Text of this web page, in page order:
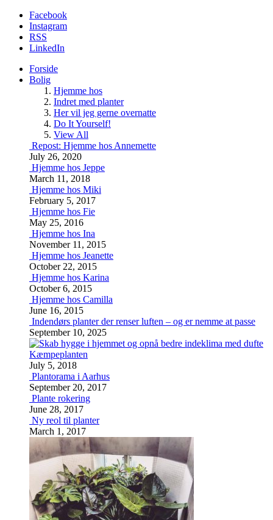
Facebook
Instagram
RSS
LinkedIn
Forside
Bolig
Hjemme hos
Indret med planter
Her vil jeg gerne overnatte
Do It Yourself!
View All
Repost: Hjemme hos Annemette
July 26, 2020
Hjemme hos Jeppe
March 11, 2018
Hjemme hos Miki
February 5, 2017
Hjemme hos Fie
May 25, 2016
Hjemme hos Ina
November 11, 2015
Hjemme hos Jeanette
October 22, 2015
Hjemme hos Karina
October 6, 2015
Hjemme hos Camilla
June 16, 2015
Indendørs planter der renser luften – og er nemme at passe
September 10, 2025
Kæmpeplanten
July 5, 2018
Plantorama i Aarhus
September 20, 2017
Plante rokering
June 28, 2017
Ny reol til planter
March 1, 2017